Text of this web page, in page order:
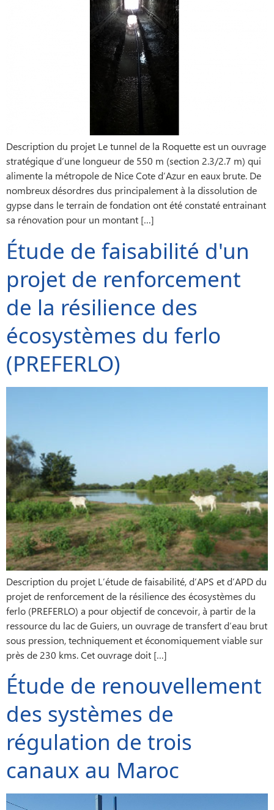
Description du projet Le tunnel de la Roquette est un ouvrage
stratégique d’une longueur de 550 m (section 2.3/2.7 m) qui
alimente la métropole de Nice Cote d’Azur en eaux brute. De
nombreux désordres dus principalement à la dissolution de
gypse dans le terrain de fondation ont été constaté entrainant
sa rénovation pour un montant […]
Étude de faisabilité d'un
projet de renforcement
de la résilience des
écosystèmes du ferlo
(PREFERLO)
Description du projet L’étude de faisabilité, d’APS et d’APD du
projet de renforcement de la résilience des écosystèmes du
ferlo (PREFERLO) a pour objectif de concevoir, à partir de la
ressource du lac de Guiers, un ouvrage de transfert d’eau brut
sous pression, techniquement et économiquement viable sur
près de 230 kms. Cet ouvrage doit […]
Étude de renouvellement
des systèmes de
régulation de trois
canaux au Maroc